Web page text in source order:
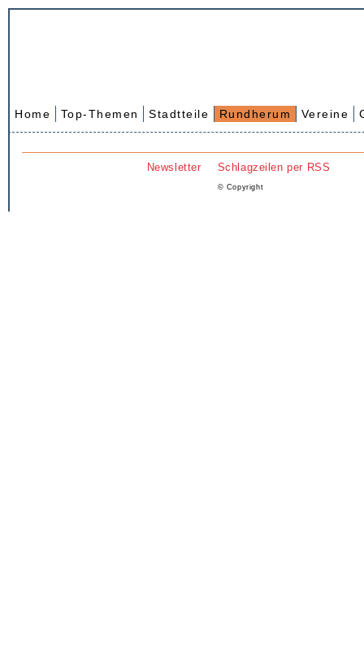
Home Top-Themen Stadtteile Rundherum Vereine
Newsletter Schlagzeilen per RSS
© Copyright